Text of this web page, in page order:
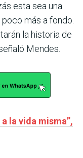
esta sea una
más a fondo.
la historia de
Mendes.
la vida misma”,